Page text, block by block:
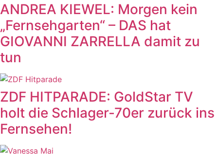
ANDREA KIEWEL: Morgen kein
„Fernsehgarten“ – DAS hat
GIOVANNI ZARRELLA damit zu
tun
ZDF HITPARADE: GoldStar TV
holt die Schlager-70er zurück ins
Fernsehen!